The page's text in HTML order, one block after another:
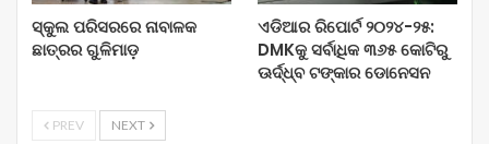
ସ୍କୁଲ ପରିସରରେ ନାବାଳକ
ଛାତ୍ରର ଗୁଳିମାଡ଼
ଏଡିଆର ରିପୋର୍ଟ ୨୦୨୪-୨୫:
DMKକୁ ସର୍ବାଧିକ ୩୬୫ କୋଟିରୁ
ଊର୍ଦ୍ଧ୍ବ ଟଙ୍କାର ଡୋନେସନ
PREV NEXT